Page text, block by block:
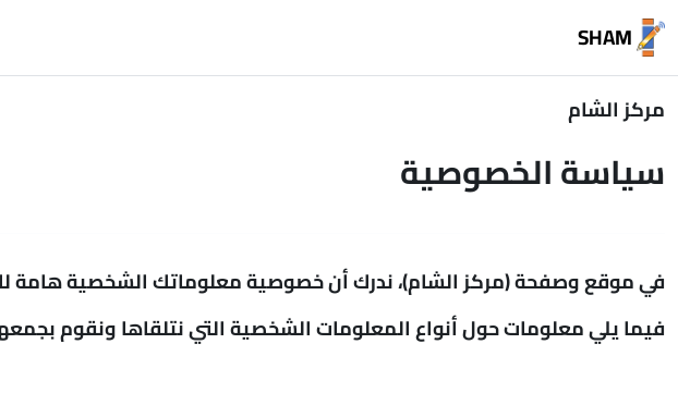
تخطى إلى المحتوى الرئيسي
SHAM
مركز الشام
سياسة الخصوصية
في موقع وصفحة (مركز الشام)، ندرك أن خصوصية معلوماتك الشخصية هامة
فيما يلي معلومات حول أنواع المعلومات الشخصية التي نتلقاها ونقوم